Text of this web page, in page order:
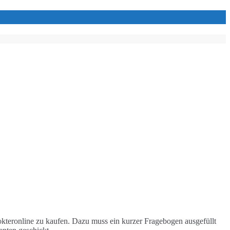
zu kaufen. Dazu muss ein kurzer Fragebogen ausgefüllt